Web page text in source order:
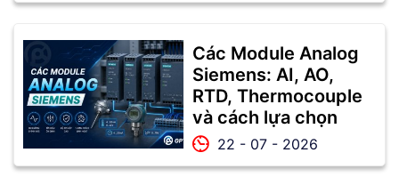
Các Module Analog
Siemens: AI, AO,
RTD, Thermocouple
và cách lựa chọn
22 - 07 - 2026